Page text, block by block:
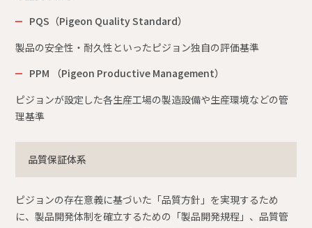
PQS（Pigeon Quality Standard）
製品の安全性・耐久性といったピジョン独自の評価基準
PPM （Pigeon Productive Management）
ピジョンが設定した各生産工場の製造設備や生産環境などの管
理基準
品質保証体系
ピジョンの存在意義に基づいた「品質方針」を実現するため
に、製品開発体制を確立するための「製品開発規程」、品質管